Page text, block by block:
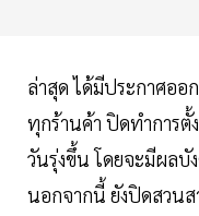
ล่าสุด ได้มีประกาศออ
ทุกร้านค้า ปิดทำการตั้
วันรุ่งขึ้น โดยจะมีผล
นอกจากนี้ ยังปิดสวน